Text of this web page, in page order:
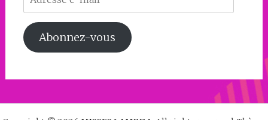
e-
mail
Abonnez-vous